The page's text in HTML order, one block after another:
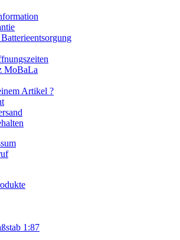
MoBaLa
Artikel ?
1:87